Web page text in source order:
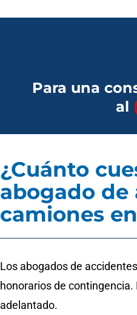
Para una
al
¿Cuánto
abogado de
camiones
Los abogados de
honorarios de
adelantado.